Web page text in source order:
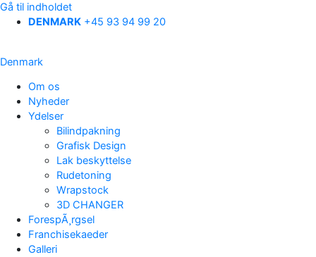
Gå til indholdet
DENMARK +45 93 94 99 20
Denmark
Om os
Nyheder
Ydelser
Bilindpakning
Grafisk Design
Lak beskyttelse
Rudetoning
Wrapstock
3D CHANGER
ForespÃ¸rgsel
Franchisekaeder
Galleri